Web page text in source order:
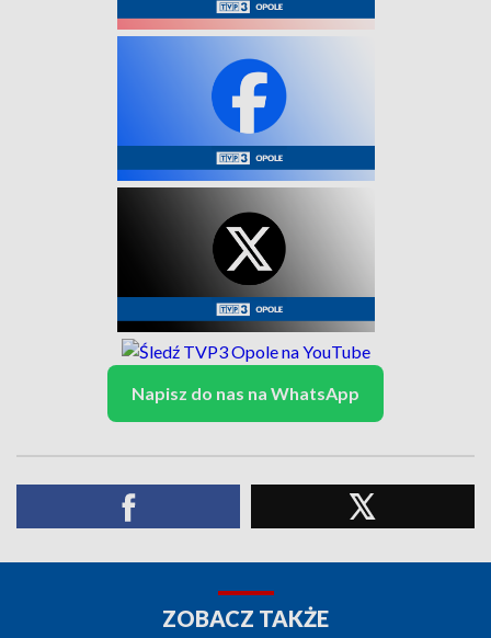
Napisz do nas na WhatsApp
ZOBACZ TAKŻE